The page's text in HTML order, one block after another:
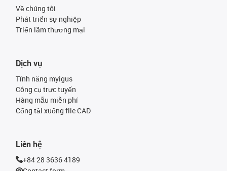
Về chúng tôi
Phát triển sự nghiệp
Triển lãm thương mại
Dịch vụ
Tính năng myigus
Công cụ trực tuyến
Hàng mẫu miễn phí
Cổng tải xuống file CAD
Liên hệ
+84 28 3636 4189